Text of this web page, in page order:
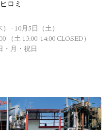
ロミ
- 10月5日（土）
（土 13:00–14:00 CLOSED）
・月・祝日